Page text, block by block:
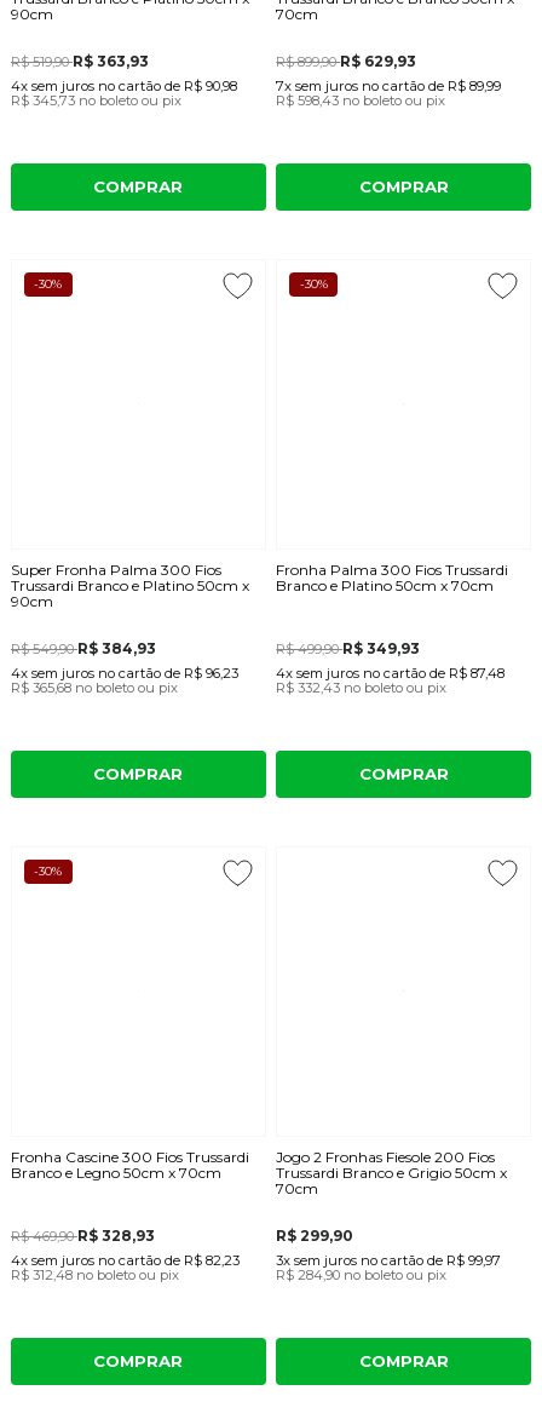
90cm
R$ 519,90R$ 363,93
4x sem juros no cartãode R$ 90,98
R$ 345,73 no boleto ou pix
COMPRAR
70cm
R$ 899,90R$ 629,93
7x sem juros no cartão de R$ 89,99
R$ 598,43 no boleto ou pix
COMPRAR
-30%
Super Fronha Palma 300 Fios
Trussardi Branco e Platino 50cm x
90cm
R$ 549,90R$ 384,93
4x sem juros no cartãode R$ 96,23
R$ 365,68 no boleto ou pix
COMPRAR
-30%
Fronha Palma 300 Fios Trussardi
Branco e Platino 50cm x 70cm
R$ 499,90R$ 349,93
4x sem juros no cartão de R$ 87,48
R$ 332,43 no boleto ou pix
COMPRAR
-30%
Fronha Cascine 300 Fios Trussardi
Branco e Legno 50cm x 70cm
R$ 469,90R$ 328,93
4x sem juros no cartãode R$ 82,23
R$ 312,48 no boleto ou pix
COMPRAR
Jogo 2 Fronhas Fiesole 200 Fios
Trussardi Branco e Grigio 50cm x
70cm
R$ 299,90
3x sem juros no cartão de R$ 99,97
R$ 284,90 no boleto ou pix
COMPRAR